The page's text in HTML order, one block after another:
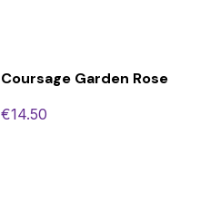
Coursage Garden Rose
€14.50